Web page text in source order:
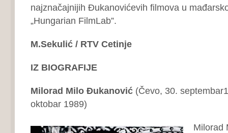
najznačajnijih Đukanovićevih filmova u
„Hungarian FilmLab”.
M.Sekulić / RTV Cetinje
IZ BIOGRAFIJE
Milorad Milo Đukanović(Čevo, 30.
oktobar 1989)
Milorad